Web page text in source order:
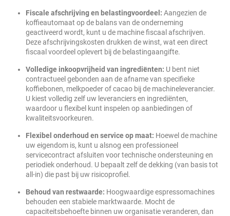
Fiscale afschrijving en belastingvoordeel: Aangezien de
koffieautomaat op de balans van de onderneming
geactiveerd wordt, kunt u de machine fiscaal afschrijven.
Deze afschrijvingskosten drukken de winst, wat een direct
fiscaal voordeel oplevert bij de belastingaangifte.
Volledige inkoopvrijheid van ingrediënten: U bent niet
contractueel gebonden aan de afname van specifieke
koffiebonen, melkpoeder of cacao bij de machineleverancier.
U kiest volledig zelf uw leveranciers en ingrediënten,
waardoor u flexibel kunt inspelen op aanbiedingen of
kwaliteitsvoorkeuren.
Flexibel onderhoud en service op maat: Hoewel de machine
uw eigendom is, kunt u alsnog een professioneel
servicecontract afsluiten voor technische ondersteuning en
periodiek onderhoud. U bepaalt zelf de dekking (van basis tot
all-in) die past bij uw risicoprofiel.
Behoud van restwaarde: Hoogwaardige espressomachines
behouden een stabiele marktwaarde. Mocht de
capaciteitsbehoefte binnen uw organisatie veranderen, dan